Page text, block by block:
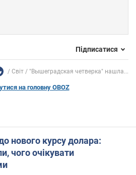
Підписатися
Світ "Вышеградская четверка" нашла...
на головну OBOZ
нового курсу долара:
чого очікувати